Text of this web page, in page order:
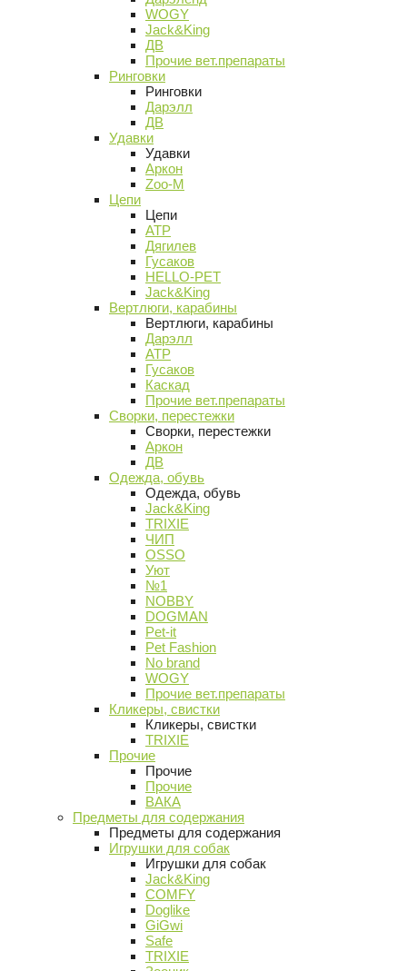
WOGY
Jack&King
ДВ
Прочие вет.препараты
Ринговки
Ринговки
Дарэлл
ДВ
Удавки
Удавки
Аркон
Zoo-M
Цепи
Цепи
АТР
Дягилев
Гусаков
HELLO-PET
Jack&King
Вертлюги, карабины
Вертлюги, карабины
Дарэлл
АТР
Гусаков
Каскад
Прочие вет.препараты
Сворки, перестежки
Сворки, перестежки
Аркон
ДВ
Одежда, обувь
Одежда, обувь
Jack&King
TRIXIE
ЧИП
OSSO
Уют
№1
NOBBY
DOGMAN
Pet-it
Pet Fashion
No brand
WOGY
Прочие вет.препараты
Кликеры, свистки
Кликеры, свистки
TRIXIE
Прочие
Прочие
Прочие
ВАКА
Предметы для содержания
Предметы для содержания
Игрушки для собак
Игрушки для собак
Jack&King
COMFY
Doglike
GiGwi
Safe
TRIXIE